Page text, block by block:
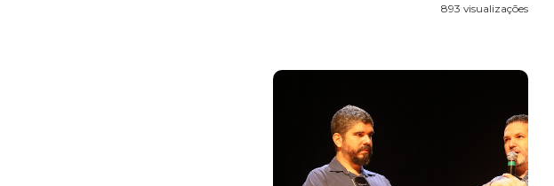
893 visualizações